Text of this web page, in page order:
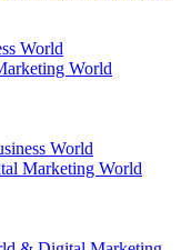
World
World
World
Marketing World